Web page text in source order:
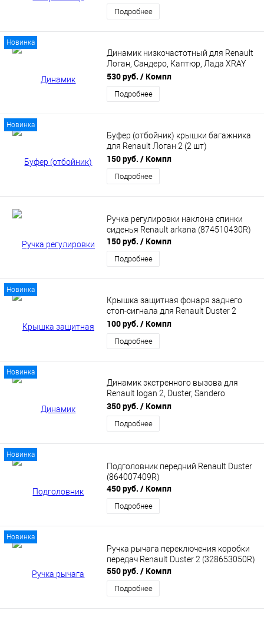
Подробнее
Новинка
Динамик низкочастотный для Renault
Логан, Сандеро, Каптюр, Лада XRAY
(281444271R)
530 руб. / Компл
Подробнее
Новинка
Буфер (отбойник) крышки багажника
для Renault Логан 2 (2 шт)
(207510936R)
150 руб. / Компл
Подробнее
Ручка регулировки наклона спинки
сиденья Renault arkana (874510430R)
150 руб. / Компл
Подробнее
Новинка
Крышка защитная фонаря заднего
стоп-сигнала для Renault Duster 2
(265903636R)
100 руб. / Компл
Подробнее
Новинка
Динамик экстренного вызова для
Renault logan 2, Duster, Sandero
(281568649R)
350 руб. / Компл
Подробнее
Новинка
Подголовник передний Renault Duster
(864007409R)
450 руб. / Компл
Подробнее
Новинка
Ручка рычага переключения коробки
передач Renault Duster 2 (328653050R)
550 руб. / Компл
Подробнее